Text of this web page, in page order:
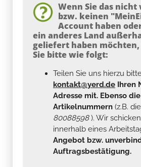
Wenn Sie das nicht
bzw. keinen
Account haben
ein anderes Land
geliefert haben
Sie bitte wie folgt:
Teilen Sie uns hierzu
kontakt@yerd.de Ihren
Adresse mit. Ebenso
Artikelnummern (z.B.
80088598). Wir
innerhalb eines
Angebot bzw.
Auftragsbestätigung.